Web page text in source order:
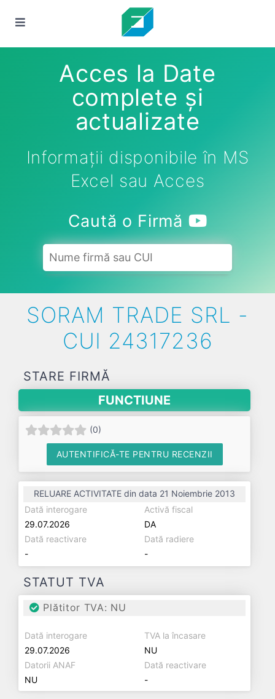
Acces la Date
complete și
actualizate
Informații disponibile în MS
Excel sau Acces
Caută o Firmă
SORAM TRADE SRL -
CUI 24317236
STARE FIRMĂ
FUNCTIUNE
(0)
AUTENTIFICĂ-TE PENTRU RECENZII
RELUARE ACTIVITATE din data 21 Noiembrie 2013
Dată interogare
29.07.2026
Activă fiscal
DA
Dată reactivare
-
Dată radiere
-
STATUT TVA
Plătitor TVA: NU
Dată interogare
29.07.2026
TVA la încasare
NU
Datorii ANAF
NU
Dată reactivare
-